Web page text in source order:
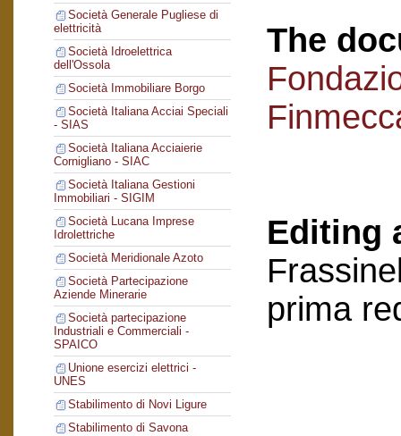
Società Generale Pugliese di
elettricità
Società Idroelettrica
dell'Ossola
Società Immobiliare Borgo
Società Italiana Acciai Speciali
- SIAS
Società Italiana Acciaierie
Cornigliano - SIAC
Società Italiana Gestioni
Immobiliari - SIGIM
Società Lucana Imprese
Idrolettriche
Società Meridionale Azoto
Società Partecipazione
Aziende Minerarie
Società partecipazione
Industriali e Commerciali -
SPAICO
Unione esercizi elettrici -
UNES
Stabilimento di Novi Ligure
Stabilimento di Savona
The
Editing
prima